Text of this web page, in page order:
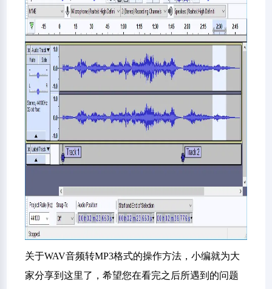
关于WAV音频转MP3格式的操作方法，小编就为大
家分享到这里了，希望您在看完之后所遇到的问题